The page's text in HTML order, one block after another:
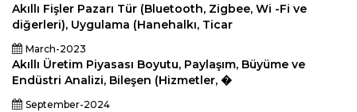
Akıllı Fişler Pazarı Tür (Bluetooth, Zigbee, Wi -Fi ve
diğerleri), Uygulama (Hanehalkı, Ticar
March-2023
Akıllı Üretim Piyasası Boyutu, Paylaşım, Büyüme ve
Endüstri Analizi, Bileşen (Hizmetler, �
September-2024